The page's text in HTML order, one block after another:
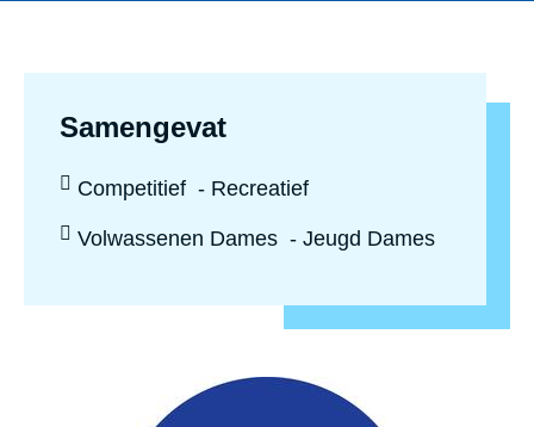
Samengevat
Sportniveau:
Competitief Recreatief
Leeftijd:
Volwassenen Dames Jeugd Dames